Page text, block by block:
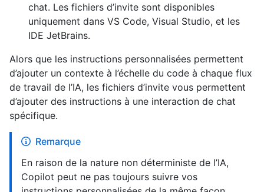
chat. Les fichiers d’invite sont disponibles
uniquement dans VS Code, Visual Studio, et les
IDE JetBrains.
Alors que les instructions personnalisées permettent
d’ajouter un contexte à l’échelle du code à chaque flux
de travail de l’IA, les fichiers d’invite vous permettent
d’ajouter des instructions à une interaction de chat
spécifique.
Remarque
En raison de la nature non déterministe de l’IA,
Copilot peut ne pas toujours suivre vos